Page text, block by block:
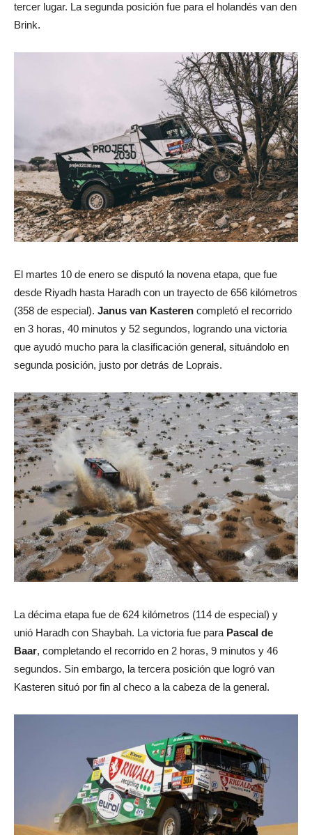
tercer lugar. La segunda posición fue para el holandés van den
Brink.
El martes 10 de enero se disputó la novena etapa, que fue
desde Riyadh hasta Haradh con un trayecto de 656 kilómetros
(358 de especial). Janus van Kasteren completó el recorrido
en 3 horas, 40 minutos y 52 segundos, logrando una victoria
que ayudó mucho para la clasificación general, situándolo en
segunda posición, justo por detrás de Loprais.
La décima etapa fue de 624 kilómetros (114 de especial) y
unió Haradh con Shaybah. La victoria fue para Pascal de
Baar, completando el recorrido en 2 horas, 9 minutos y 46
segundos. Sin embargo, la tercera posición que logró van
Kasteren situó por fin al checo a la cabeza de la general.